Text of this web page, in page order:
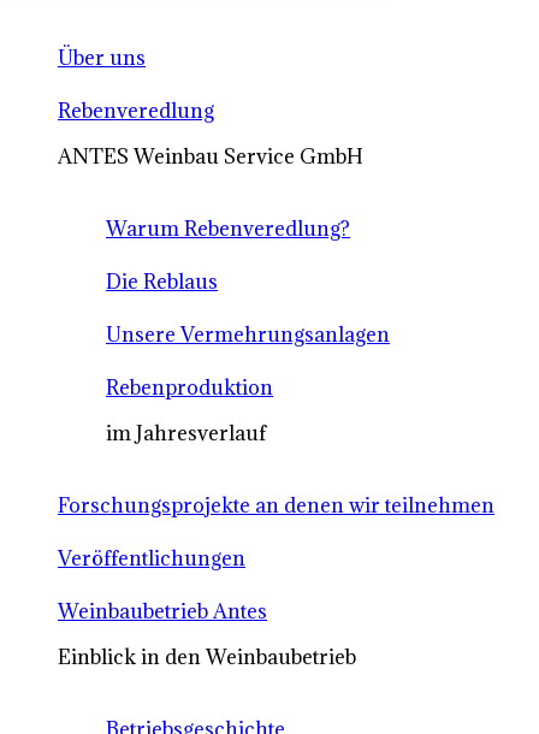
Über uns
Rebenveredlung
ANTES Weinbau Service GmbH
Warum Rebenveredlung?
Die Reblaus
Unsere Vermehrungsanlagen
Rebenproduktion
im Jahresverlauf
Forschungsprojekte an denen wir teilnehmen
Veröffentlichungen
Weinbaubetrieb Antes
Einblick in den Weinbaubetrieb